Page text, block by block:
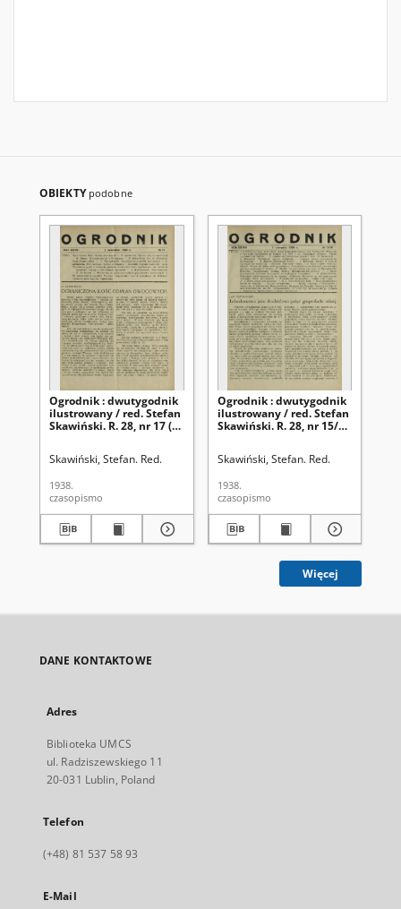
OBIEKTY podobne
Ogrodnik : dwutygodnik
ilustrowany / red. Stefan
Skawiński. R. 28, nr 17 (1
Skawiński, Stefan. Red.
1938.
czasopismo
Ogrodnik : dwutygodnik
ilustrowany / red. Stefan
Skawiński. R. 28, nr 15/16
Skawiński, Stefan. Red.
1938.
czasopismo
Więcej
DANE KONTAKTOWE
Adres
Biblioteka UMCS
ul. Radziszewskiego 11
20-031 Lublin, Poland
Telefon
(+48) 81 537 58 93
E-Mail